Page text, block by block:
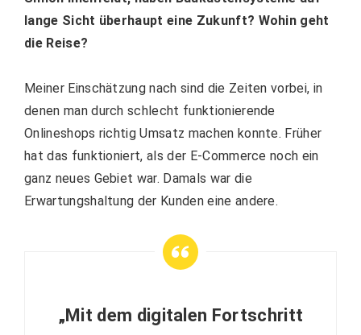
lange Sicht überhaupt eine Zukunft? Wohin geht
die Reise?
Meiner Einschätzung nach sind die Zeiten vorbei, in
denen man durch schlecht funktionierende
Onlineshops richtig Umsatz machen konnte. Früher
hat das funktioniert, als der E-Commerce noch ein
ganz neues Gebiet war. Damals war die
Erwartungshaltung der Kunden eine andere.
„Mit dem digitalen Fortschritt